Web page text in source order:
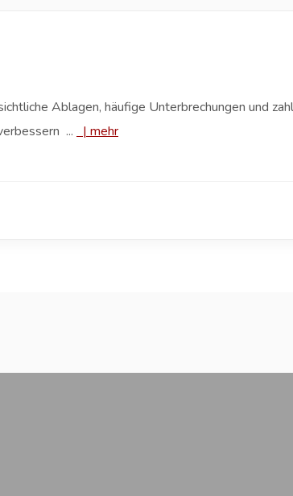
Ablagen, häufige Unterbrechungen und
... |mehr